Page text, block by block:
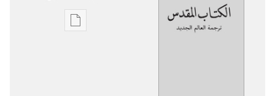
خيارات